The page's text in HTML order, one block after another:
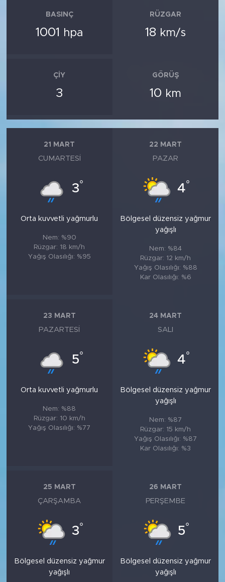
BASINÇ
1001 hpa
RÜZGAR
18 km/s
ÇIY
3
GÖRÜŞ
10 km
21 MART
CUMARTESI
3°
Orta kuvvetli yağmurlu
Nem: %90
Rüzgar: 18 km/h
Yağış Olasılığı: %95
22 MART
PAZAR
4°
Bölgesel düzensiz yağmur
yağışlı
Nem: %84
Rüzgar: 12 km/h
Yağış Olasılığı: %88
Kar Olasılığı: %6
23 MART
PAZARTESI
5°
Orta kuvvetli yağmurlu
Nem: %88
Rüzgar: 10 km/h
Yağış Olasılığı: %77
24 MART
SALI
4°
Bölgesel düzensiz yağmur
yağışlı
Nem: %87
Rüzgar: 15 km/h
Yağış Olasılığı: %87
Kar Olasılığı: %3
25 MART
ÇARŞAMBA
3°
Bölgesel düzensiz yağmur
yağışlı
26 MART
PERŞEMBE
5°
Bölgesel düzensiz yağmur
yağışlı